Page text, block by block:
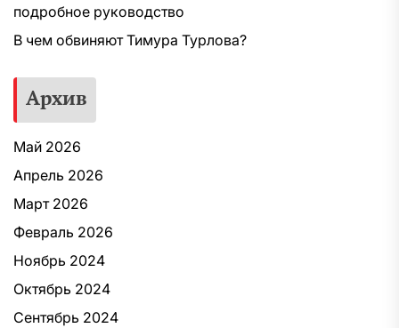
подробное руководство
В чем обвиняют Тимура Турлова?
Архив
Май 2026
Апрель 2026
Март 2026
Февраль 2026
Ноябрь 2024
Октябрь 2024
Сентябрь 2024